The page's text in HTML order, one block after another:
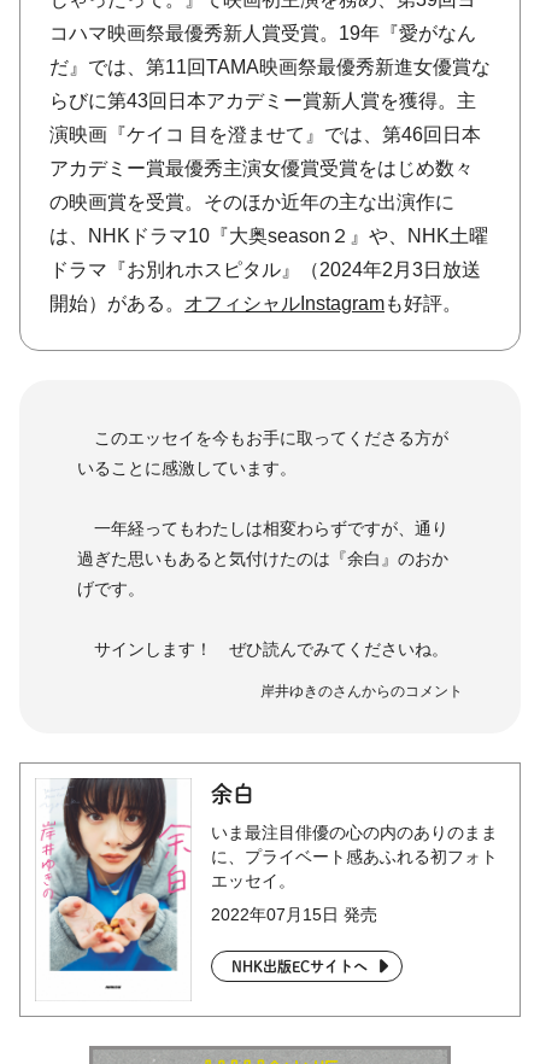
コハマ映画祭最優秀新人賞受賞。19年『愛がなん
だ』では、第11回TAMA映画祭最優秀新進女優賞な
らびに第43回日本アカデミー賞新人賞を獲得。主
演映画『ケイコ 目を澄ませて』では、第46回日本
アカデミー賞最優秀主演女優賞受賞をはじめ数々
の映画賞を受賞。そのほか近年の主な出演作に
は、NHKドラマ10『大奥season２』や、NHK土曜
ドラマ『お別れホスピタル』（2024年2月3日放送
開始）がある。 オフィシャルInstagramも好評。
このエッセイを今もお手に取ってくださる方が
いることに感激しています。
一年経ってもわたしは相変わらずですが、通り
過ぎた思いもあると気付けたのは『余白』のおか
げです。
サインします！ ぜひ読んでみてくださいね。
岸井ゆきのさんからのコメント
余白
いま最注目俳優の心の内のありのまま
に、プライベート感あふれる初フォト
エッセイ。
2022年07月15日 発売
NHK出版ECサイトへ